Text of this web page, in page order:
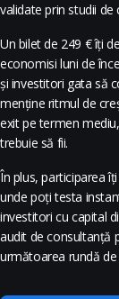
validate prin studii de
Un bilet de 249 € îți
economisi luni de
și investitori gata să
menține ritmul de
exit pe termen
trebuie să fii.
În plus, participarea
unde poți testa
investitori cu capital
audit de consultanță
următoarea rundă